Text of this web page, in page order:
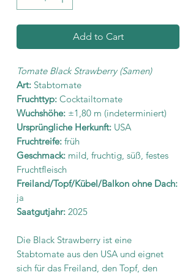
Add to Cart
Tomate Black Strawberry (Samen)
Art: Stabtomate
Fruchttyp: Cocktailtomate
Wuchshöhe: ±1,80 m (indeterminiert)
Ursprüngliche Herkunft: USA
Fruchtreife: früh
Geschmack: mild, fruchtig, süß, festes
Fruchtfleisch
Freiland/Topf/Kübel/Balkon ohne Dach:
ja
Saatgutjahr: 2025
Die Black Strawberry ist eine
Stabtomate aus den USA und eignet
sich für das Freiland, den Topf, den